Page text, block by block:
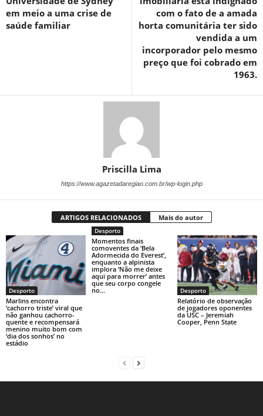
em meio a uma crise de
saúde familiar
com o fato de a amada
horta comunitária ter sido
vendida a um
incorporador pelo mesmo
preço que foi cobrado em
1963.
Priscilla Lima
https://www.agazetadaregiao.com.br/wp-login.php
ARTIGOS RELACIONADOS Mais do autor
Desporto
Marlins encontra
‘cachorro triste’ viral que
não ganhou cachorro-
quente e recompensará
menino muito bom com
‘dia dos sonhos’ no
estádio
Desporto
Momentos finais
comoventes da ‘Bela
Adormecida do Everest’,
enquanto a alpinista
implora ‘Não me deixe
aqui para morrer’ antes
que seu corpo congele
no...
Desporto
Relatório de observação
de jogadores oponentes
da USC – Jeremiah
Cooper, Penn State